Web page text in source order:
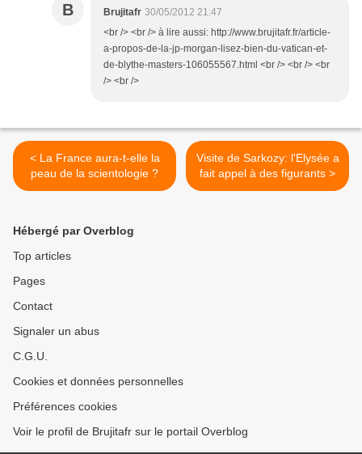
B Brujitafr 30/05/2012 21:47
<br /> <br /> à lire aussi: http://www.brujitafr.fr/article-
a-propos-de-la-jp-morgan-lisez-bien-du-vatican-et-
de-blythe-masters-106055567.html <br /> <br /> <br
/> <br />
< La France aura-t-elle la
peau de la scientologie ?
Visite de Sarkozy: l'Elysée a
fait appel à des figurants >
Hébergé par Overblog
Top articles
Pages
Contact
Signaler un abus
C.G.U.
Cookies et données personnelles
Préférences cookies
Voir le profil de Brujitafr sur le portail Overblog